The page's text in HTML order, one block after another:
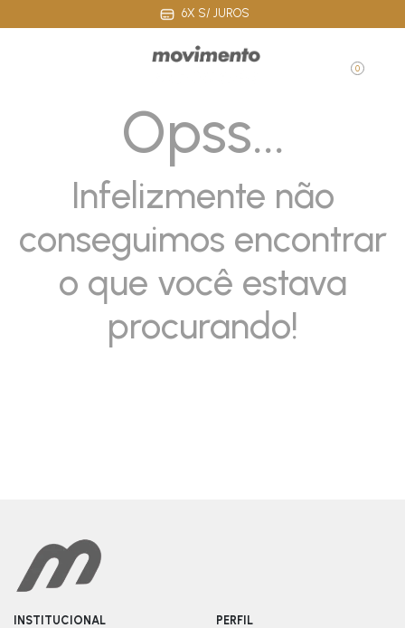
12% OFF PRIMEIRA COMPRA: BEMVINDO12
0
Opss...
Infelizmente não
conseguimos encontrar
o que você estava
procurando!
INSTITUCIONAL PERFIL